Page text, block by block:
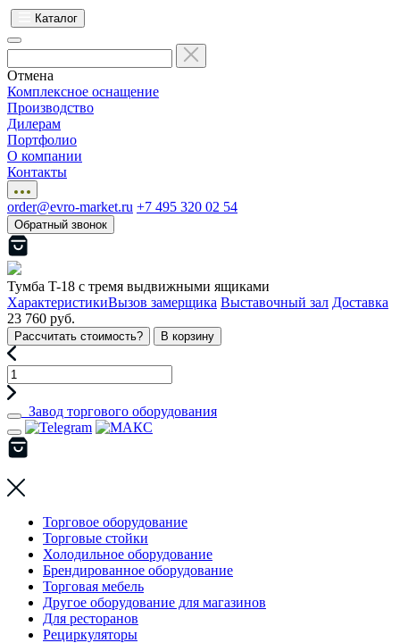
Каталог
Отмена
Комплексное оснащение
Производство
Дилерам
Портфолио
О компании
Контакты
order@evro-market.ru +7 495 320 02 54
Обратный звонок
Тумба T-18 c тремя выдвижными ящиками
ХарактеристикиВызов замерщика Выставочный зал Доставка
23 760 руб.
Рассчитать стоимость? В корзину
Завод торгового оборудования
Торговое оборудование
Торговые стойки
Холодильное оборудование
Брендированное оборудование
Торговая мебель
Другое оборудование для магазинов
Для ресторанов
Рециркуляторы